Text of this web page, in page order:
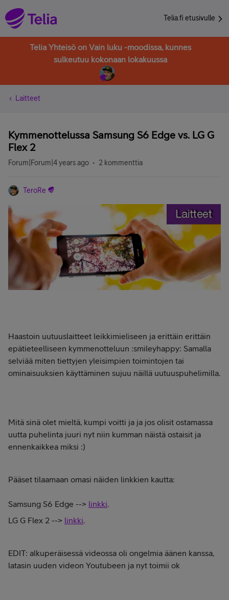
Telia.fi etusivulle
Telia Yhteisö on Vain luku -moodissa, kunnes
sulkeutuu kokonaan lokakuussa
Laitteet
Kymmenottelussa Samsung S6 Edge vs. LG G
Flex 2
Forum|Forum|4 years ago 2 kommenttia
TeroRe
Haastoin uutuuslaitteet leikkimieliseen ja erittäin erittäin
epätieteelliseen kymmenotteluun :smileyhappy: Samalla
selviää miten tiettyjen yleisimpien toimintojen tai
ominaisuuksien käyttäminen sujuu näillä uutuuspuhelimilla.
Mitä sinä olet mieltä, kumpi voitti ja ja jos olisit ostamassa
uutta puhelinta juuri nyt niin kumman näistä ostaisit ja
ennenkaikkea miksi :)
Pääset tilaamaan omasi näiden linkkien kautta:
Samsung S6 Edge --> linkki.
LG G Flex 2 --> linkki.
EDIT: alkuperäisessä videossa oli ongelmia äänen kanssa,
latasin uuden videon Youtubeen ja nyt toimii ok